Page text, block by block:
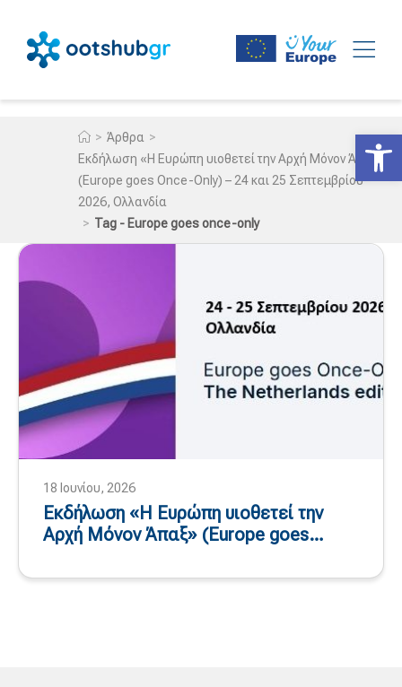
> Άρθρα >
Εκδήλωση «Η Ευρώπη υιοθετεί την Αρχή Μόνον Άπαξ»
(Europe goes Once-Only) – 24 και 25 Σεπτεμβρίου
2026, Ολλανδία
> Tag - Europe goes once-only
18 Ιουνίου, 2026
Εκδήλωση «Η Ευρώπη υιοθετεί την
Αρχή Μόνον Άπαξ» (Europe goes
2026, Ολλανδία